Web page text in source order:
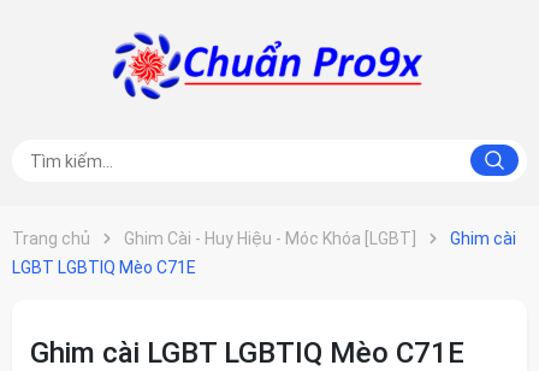
Trang chủ Ghim Cài - Huy Hiệu - Móc Khóa [LGBT]
Ghim cài
LGBT LGBTIQ Mèo C71E
Ghim cài LGBT LGBTIQ Mèo C71E